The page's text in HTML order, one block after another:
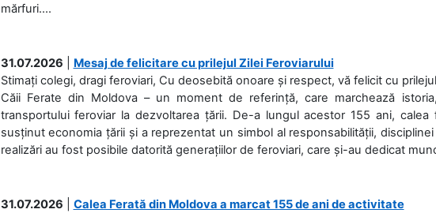
mărfuri....
31.07.2026
Mesaj de felicitare cu prilejul Zilei Feroviarului
Stimați colegi, dragi feroviari, Cu deosebită onoare și respect, vă felicit cu
Căii Ferate din Moldova – un moment de referință, care marchează
transportului feroviar la dezvoltarea țării. De-a lungul acestor 155 ani,
susținut economia țării și a reprezentat un simbol al responsabilității,
realizări au fost posibile datorită generațiilor de feroviari, care și-au dedicat
31.07.2026
Calea Ferată din Moldova a marcat 155 de ani de activitate